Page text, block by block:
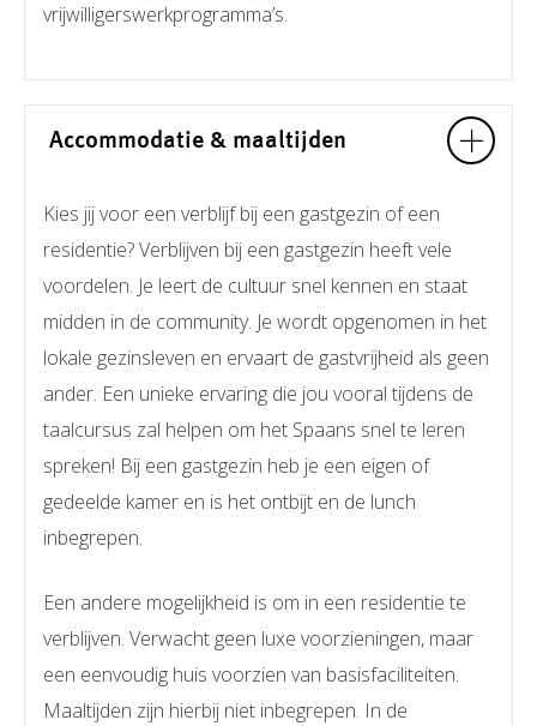
vrijwilligerswerkprogramma’s.
Accommodatie & maaltijden
Kies jij voor een verblijf bij een gastgezin of een
residentie? Verblijven bij een gastgezin heeft vele
voordelen. Je leert de cultuur snel kennen en staat
midden in de community. Je wordt opgenomen in het
lokale gezinsleven en ervaart de gastvrijheid als geen
ander. Een unieke ervaring die jou vooral tijdens de
taalcursus zal helpen om het Spaans snel te leren
spreken! Bij een gastgezin heb je een eigen of
gedeelde kamer en is het ontbijt en de lunch
inbegrepen.
Een andere mogelijkheid is om in een residentie te
verblijven. Verwacht geen luxe voorzieningen, maar
een eenvoudig huis voorzien van basisfaciliteiten.
Maaltijden zijn hierbij niet inbegrepen. In de